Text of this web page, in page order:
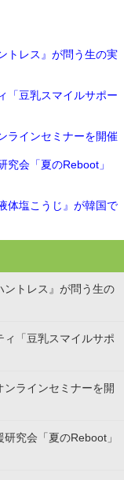
トレス』が問う生の実
「豆乳スマイルサポー
ラインセミナーを開催
究会「夏のReboot」
体塩こうじ』が韓国で
ントレス』が問う生の
ィ「豆乳スマイルサポ
ラインセミナーを開
究会「夏のReboot」